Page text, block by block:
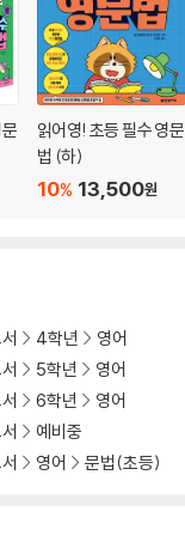
읽어영! 초등 필수 영문
법 (하)
13,500원
10%
4학년
영어
5학년
영어
6학년
영어
예비중
영어 문법(초등)